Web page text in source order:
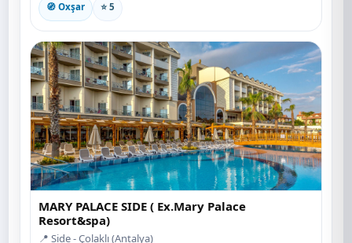
🧭 Oxşar ⭐ 5
MARY PALACE SIDE ( Ex.Mary Palace
Resort&spa)
📍 Side - Çolaklı (Antalya)